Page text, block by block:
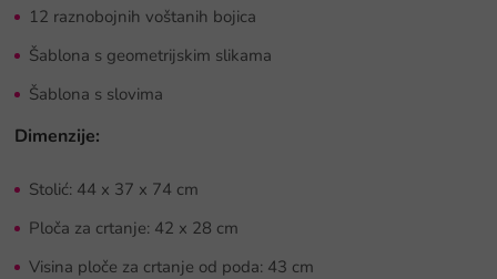
12 raznobojnih voštanih bojica
Šablona s geometrijskim slikama
Šablona s slovima
Dimenzije:
Stolić: 44 x 37 x 74 cm
Ploča za crtanje: 42 x 28 cm
Visina ploče za crtanje od poda: 43 cm